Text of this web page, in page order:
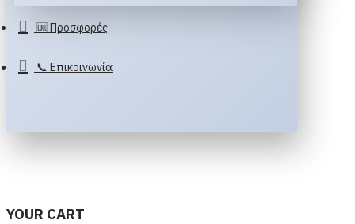
🆒 Προσφορές
📞 Επικοινωνία
YOUR CART